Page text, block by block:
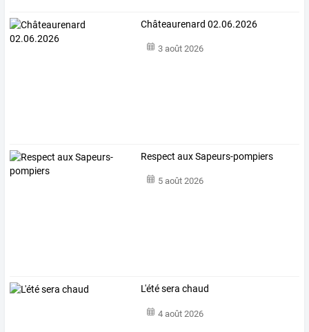
Châteaurenard 02.06.2026
3 août 2026
Respect aux Sapeurs-pompiers
5 août 2026
L'été sera chaud
4 août 2026